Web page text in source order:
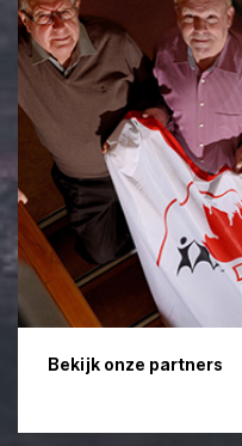
Bekijk onze partners